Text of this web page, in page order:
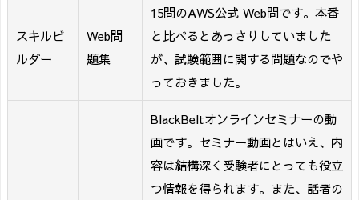
スキルビ
ルダー
Web問
題集
15問のAWS公式 Web問です。本番
と比べるとあっさりしていました
が、試験範囲に関する問題なのでや
っておきました。
BlackBeltオンラインセミナーの動
画です。セミナー動画とはいえ、内
容は結構深く受験者にとっても役立
つ情報を得られます。また、話者の